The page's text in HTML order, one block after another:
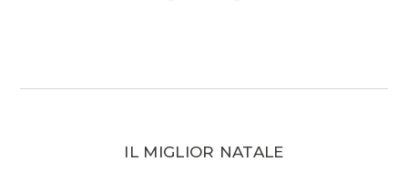
IL MIGLIOR NATALE